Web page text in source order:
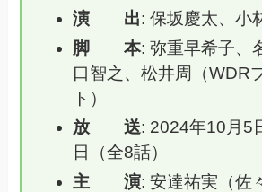
演 出: 保坂慶太、小
脚 本: 弥重早希子、
口智之、松井周（WDR
ト）
放 送: 2024年10月5
日（全8話）
主 演: 安達祐実（佐